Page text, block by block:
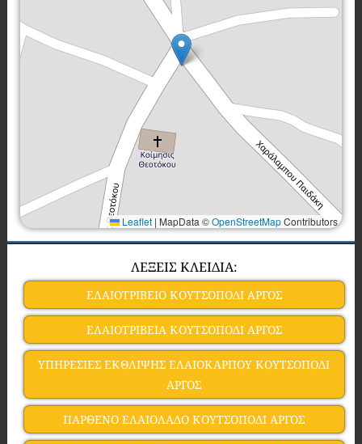
Leaflet | MapData ©OpenStreetMapContributors
ΛΕΞΕΙΣ ΚΛΕΙΔΙΑ:
ΕΛΑΙΟΤΡΙΒΕΙΟ ΚΟΥΤΣΟΠΟΔΙ ΑΡΓΟΣ
ΕΛΑΙΟΤΡΙΒΕΙΑ ΚΟΥΤΣΟΠΟΔΙ ΑΡΓΟΣ
ΥΠΗΡΕΣΙΕΣ ΕΚΘΛΙΨΗΣ ΕΛΑΙΟΚΑΡΠΟΥ ΚΟΥΤΣΟΠΟΔΙ
ΑΡΓΟΣ
ΠΑΡΘΕΝΟ ΕΛΑΙΟΛΑΔΟ ΚΟΥΤΣΟΠΟΔΙ ΑΡΓΟΣ